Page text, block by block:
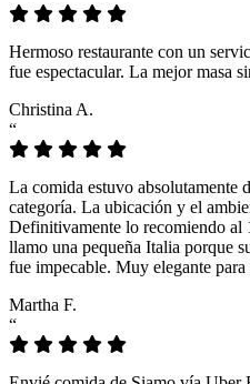
Hermoso restaurante con un
fue espectacular. La mejor masa
Christina A.
“
La comida estuvo absolutamente
categoría. La ubicación y el
Definitivamente lo recomiendo al
llamo una pequeña Italia porque
fue impecable. Muy elegante
Martha F.
“